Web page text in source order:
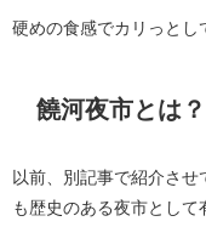
硬めの食感でカリっとし
饒河夜市とは？
以前、別記事で紹介させ
も歴史のある夜市として